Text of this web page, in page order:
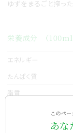
ゆずをまるごと搾っ
栄養成分 （
エネルギー
たんぱく質
脂質
このペ
あな